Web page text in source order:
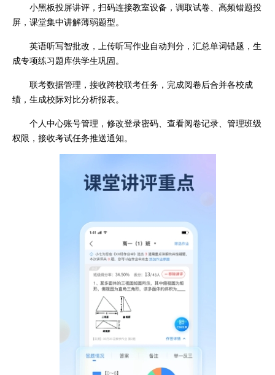
小黑板投屏讲评，扫码连接教室设备，调取试卷、高频错题投
屏，课堂集中讲解薄弱题型。
英语听写智批改，上传听写作业自动判分，汇总单词错题，生
成专项练习题库供学生巩固。
联考数据管理，接收跨校联考任务，完成阅卷后合并各校成
绩，生成校际对比分析报表。
个人中心账号管理，修改登录密码、查看阅卷记录、管理班级
权限，接收考试任务推送通知。